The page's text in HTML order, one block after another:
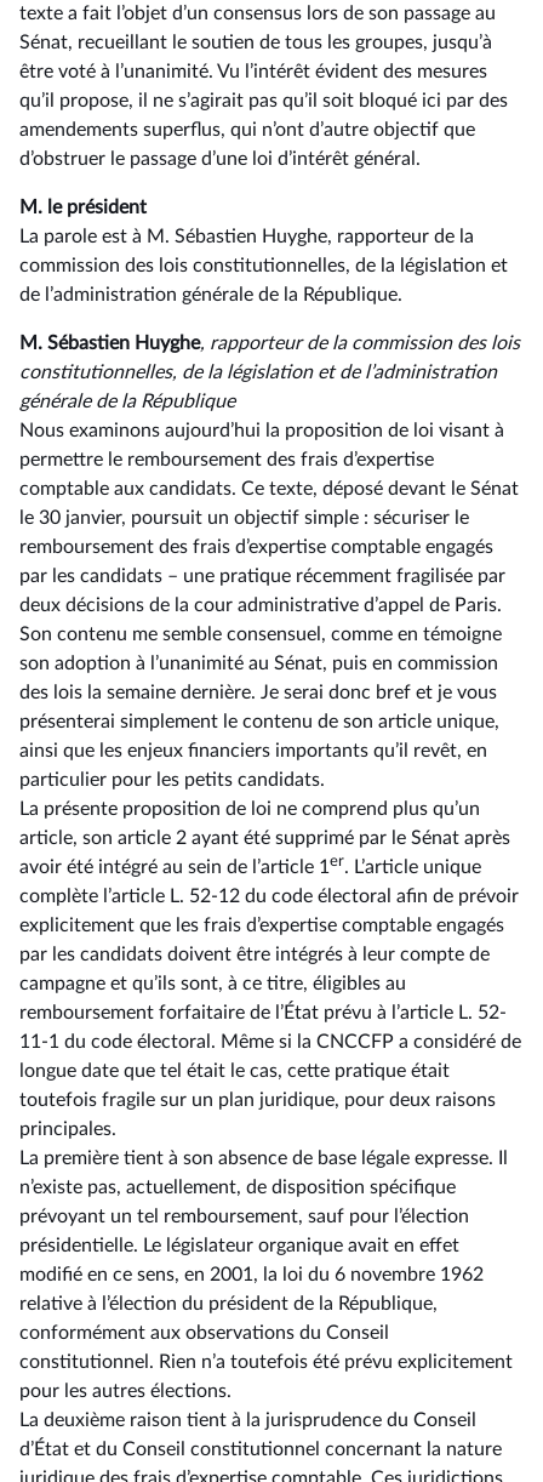
texte a fait l’objet d’un consensus lors de son passage au
Sénat, recueillant le soutien de tous les groupes, jusqu’à
être voté à l’unanimité. Vu l’intérêt évident des mesures
qu’il propose, il ne s’agirait pas qu’il soit bloqué ici par des
amendements superflus, qui n’ont d’autre objectif que
d’obstruer le passage d’une loi d’intérêt général.
M. le président
La parole est à M. Sébastien Huyghe, rapporteur de la
commission des lois constitutionnelles, de la législation et
de l’administration générale de la République.
M. Sébastien Huyghe, rapporteur de la commission des lois
constitutionnelles, de la législation et de l’administration
générale de la République
Nous examinons aujourd’hui la proposition de loi visant à
permettre le remboursement des frais d’expertise
comptable aux candidats. Ce texte, déposé devant le Sénat
le 30 janvier, poursuit un objectif simple : sécuriser le
remboursement des frais d’expertise comptable engagés
par les candidats –⁠ une pratique récemment fragilisée par
deux décisions de la cour administrative d’appel de Paris.
Son contenu me semble consensuel, comme en témoigne
son adoption à l’unanimité au Sénat, puis en commission
des lois la semaine dernière. Je serai donc bref et je vous
présenterai simplement le contenu de son article unique,
ainsi que les enjeux financiers importants qu’il revêt, en
particulier pour les petits candidats.
La présente proposition de loi ne comprend plus qu’un
article, son article 2 ayant été supprimé par le Sénat après
avoir été intégré au sein de l’article 1 er. L’article unique
complète l’article L. 52-12 du code électoral afin de prévoir
explicitement que les frais d’expertise comptable engagés
par les candidats doivent être intégrés à leur compte de
campagne et qu’ils sont, à ce titre, éligibles au
remboursement forfaitaire de l’État prévu à l’article L. 52-
11-1 du code électoral. Même si la CNCCFP a considéré de
longue date que tel était le cas, cette pratique était
toutefois fragile sur un plan juridique, pour deux raisons
principales.
La première tient à son absence de base légale expresse. Il
n’existe pas, actuellement, de disposition spécifique
prévoyant un tel remboursement, sauf pour l’élection
présidentielle. Le législateur organique avait en effet
modifié en ce sens, en 2001, la loi du 6 novembre 1962
relative à l’élection du président de la République,
conformément aux observations du Conseil
constitutionnel. Rien n’a toutefois été prévu explicitement
pour les autres élections.
La deuxième raison tient à la jurisprudence du Conseil
d’État et du Conseil constitutionnel concernant la nature